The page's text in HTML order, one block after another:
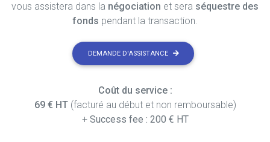
vous assistera dans la négociation et sera séquestre des
fonds pendant la transaction.
DEMANDE D'ASSISTANCE
Coût du service :
69 € HT(facturé au début et non remboursable)
+ Success fee : 200 € HT